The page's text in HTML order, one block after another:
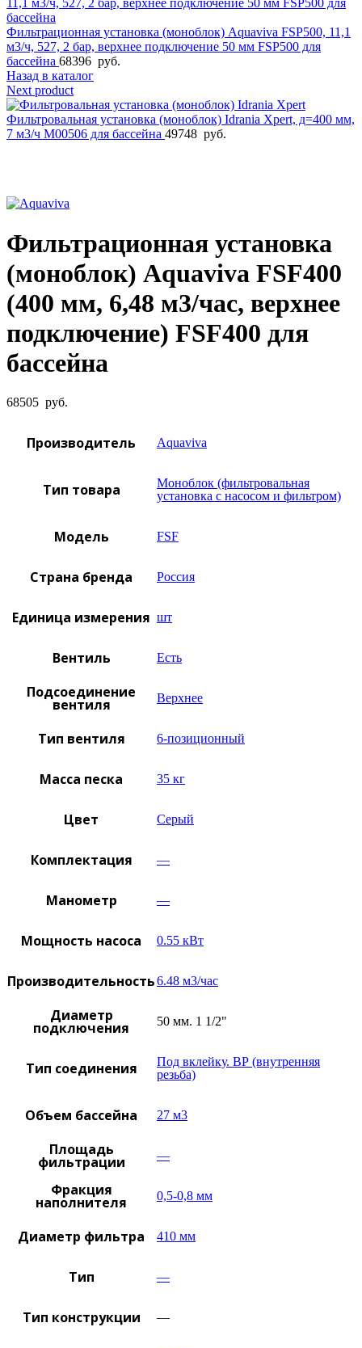
Фильтрационная установка (моноблок) Aquaviva FSP500, 11,1
м3/ч, 527, 2 бар, верхнее подключение 50 мм FSP500 для
бассейна 68396 руб.
Назад в каталог
Next product
Фильтровальная установка (моноблок) Idrania Xpert, д=400 мм,
7 м3/ч M00506 для бассейна 49748 руб.
Фильтрационная установка
(моноблок) Aquaviva FSF400
(400 мм, 6,48 м3/час, верхнее
подключение) FSF400 для
бассейна
68505 руб.
Производитель Aquaviva
Тип товара
Моноблок (фильтровальная
установка с насосом и фильтром)
Модель FSF
Страна бренда Россия
Единица измерения шт
Вентиль Есть
Подсоединение
вентиля Верхнее
Тип вентиля 6-позиционный
Масса песка 35 кг
Цвет Серый
Комплектация —
Манометр —
Мощность насоса 0.55 кВт
Производительность6.48 м3/час
Диаметр
подключения 50 мм. 1 1/2"
Тип соединения
Под вклейку. ВР (внутренняя
резьба)
Объем бассейна 27 м3
Площадь
фильтрации —
Фракция
наполнителя 0,5-0,8 мм
Диаметр фильтра 410 мм
Тип —
Тип конструкции —